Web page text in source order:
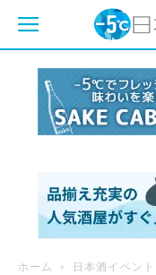
ホーム 日本酒イベン